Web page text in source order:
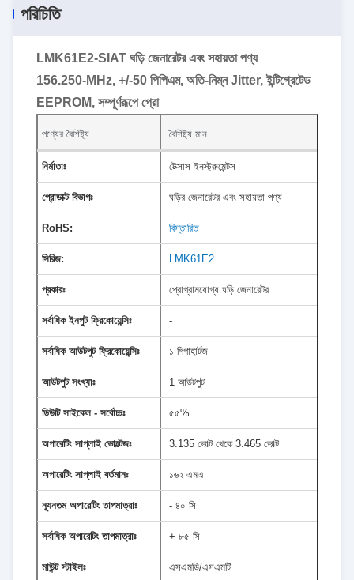
পরিচিতি
LMK61E2-SIAT ঘড়ি জেনারেটর এবং সহায়তা পণ্য
156.250-MHz, +/-50 পিপিএম, অতি-নিম্ন Jitter, ইন্টিগ্রেটেড
EEPROM, সম্পূর্ণরূপে প্রো
পণ্যের বৈশিষ্ট্য বৈশিষ্ট্য মান
নির্মাতাঃ টেক্সাস ইনস্ট্রুমেন্টস
প্রোডাক্ট বিভাগঃ ঘড়ির জেনারেটর এবং সহায়তা পণ্য
RoHS: বিস্তারিত
সিরিজ: LMK61E2
প্রকারঃ প্রোগ্রামযোগ্য ঘড়ি জেনারেটর
সর্বাধিক ইনপুট ফ্রিকোয়েন্সিঃ -
সর্বাধিক আউটপুট ফ্রিকোয়েন্সিঃ ১ গিগাহার্টজ
আউটপুট সংখ্যাঃ 1 আউটপুট
ডিউটি সাইকেল - সর্বোচ্চঃ ৫৫%
অপারেটিং সাপ্লাই ভোল্টেজঃ 3.135 ভোল্ট থেকে 3.465 ভোল্ট
অপারেটিং সাপ্লাই বর্তমানঃ ১৬২ এমএ
ন্যূনতম অপারেটিং তাপমাত্রাঃ - ৪০ সি
সর্বাধিক অপারেটিং তাপমাত্রাঃ + ৮৫ সি
মাউন্ট স্টাইলঃ এসএমডি/এসএমটি